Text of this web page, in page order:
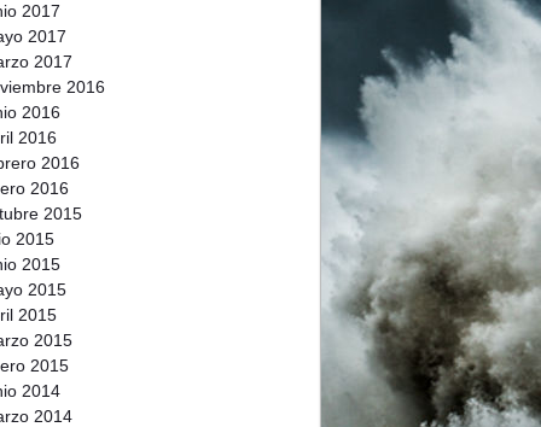
2017
2017
2017
2016
2016
2016
2016
2016
2015
2015
2015
2015
2015
2015
2015
2014
2014